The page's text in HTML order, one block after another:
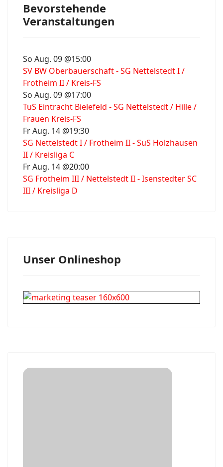
Bevorstehende
Veranstaltungen
So Aug. 09 @15:00
SV BW Oberbauerschaft - SG Nettelstedt I /
Frotheim II / Kreis-FS
So Aug. 09 @17:00
TuS Eintracht Bielefeld - SG Nettelstedt / Hille /
Frauen Kreis-FS
Fr Aug. 14 @19:30
SG Nettelstedt I / Frotheim II - SuS Holzhausen
II / Kreisliga C
Fr Aug. 14 @20:00
SG Frotheim III / Nettelstedt II - Isenstedter SC
III / Kreisliga D
Unser Onlineshop